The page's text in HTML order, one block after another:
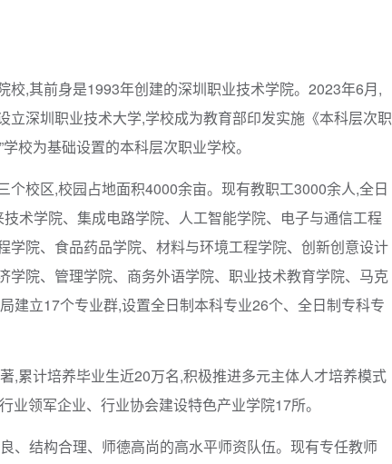
,其前身是1993年创建的深圳职业技术学院。2023年6月,
深圳职业技术大学,学校成为教育部印发实施《本科层次职
校为基础设置的本科层次职业学校。
个校区,校园占地面积4000余亩。现有教职工3000余人,全日
术学院、集成电路学院、人工智能学院、电子与通信工程
学院、食品药品学院、材料与环境工程学院、创新创意设计
学院、管理学院、商务外语学院、职业技术教育学院、马克
建立17个专业群,设置全日制本科专业26个、全日制专科专
,累计培养毕业生近20万名,积极推进多元主体人才培养模式
领军企业、行业协会建设特色产业学院17所。
、结构合理、师德高尚的高水平师资队伍。现有专任教师